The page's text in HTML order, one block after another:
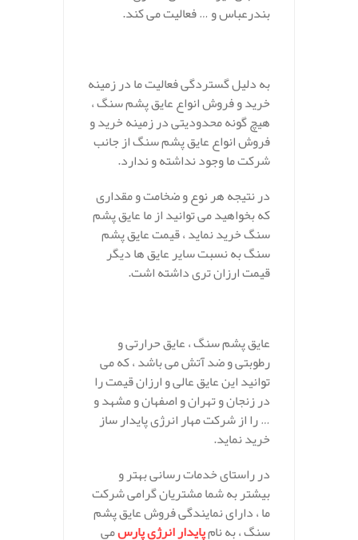
بندرعباس و … فعالیت می کند.
به دلیل گستردگی فعالیت ما در زمینه
خرید و فروش انواع عایق پشم سنگ ،
هیچ گونه محدودیتی در زمینه خرید و
فروش انواع عایق پشم سنگ از جانب
شرکت ما وجود نداشته و ندارد.
در نتیجه هر نوع و ضخامت و مقداری
که بخواهید می توانید از ما عایق پشم
سنگ خرید نماید ، قیمت عایق پشم
سنگ به نسبت سایر عایق ها دیگر
قیمت ارزان تری داشته اشت.
عایق پشم سنگ ، عایق حرارتی و
رطوبتی و ضد آتش می باشد ، که می
توانید این عایق عالی و ارزان قیمت را
در زنجان و تهران و اصفهان و مشهد و
… را از شرکت مهار انرژی پایدار ساز
خرید نماید.
در راستای خدمات رسانی بهتر و
بیشتر به شما مشتریان گرامی شرکت
ما ، دارای نمایندگی فروش عایق پشم
سنگ ، به نامپایدار انرژی پارسمی